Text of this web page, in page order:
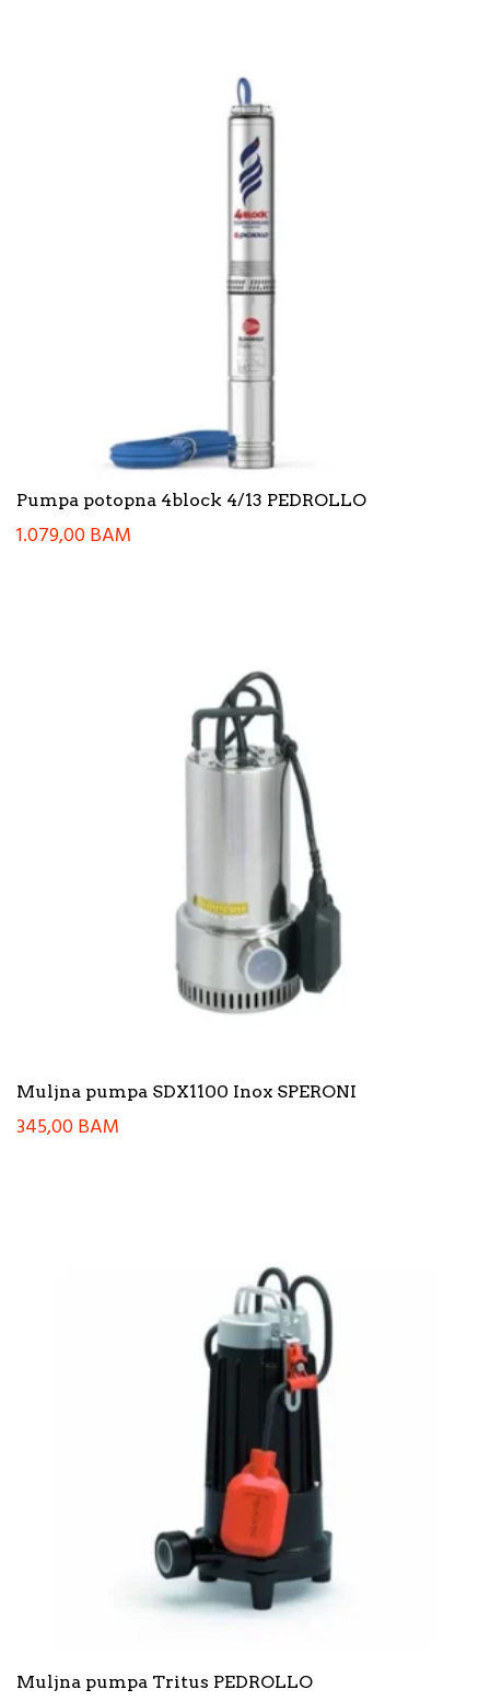
Pumpa potopna 4block 4/13 PEDROLLO
1.079,00BAM
Muljna pumpa SDX1100 Inox SPERONI
345,00BAM
Muljna pumpa Tritus PEDROLLO